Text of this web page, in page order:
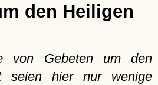
den Heiligen
von Gebeten um den
seien hier nur wenige